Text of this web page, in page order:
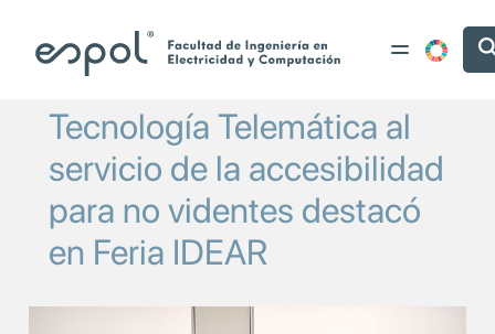
Tecnología Telemática al
servicio de la accesibilidad
para no videntes destacó
en Feria IDEAR
Image